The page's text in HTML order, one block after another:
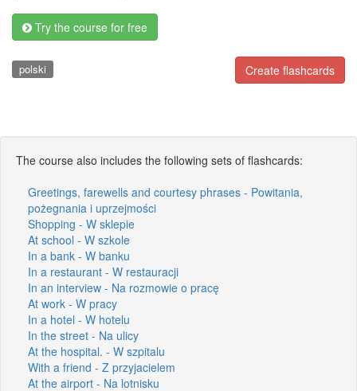
Try the course for free
Create flashcards
polski
The course also includes the following sets of flashcards:
Greetings, farewells and courtesy phrases - Powitania,
pożegnania i uprzejmości
Shopping - W sklepie
At school - W szkole
In a bank - W banku
In a restaurant - W restauracji
In an interview - Na rozmowie o pracę
At work - W pracy
In a hotel - W hotelu
In the street - Na ulicy
At the hospital. - W szpitalu
With a friend - Z przyjacielem
At the airport - Na lotnisku